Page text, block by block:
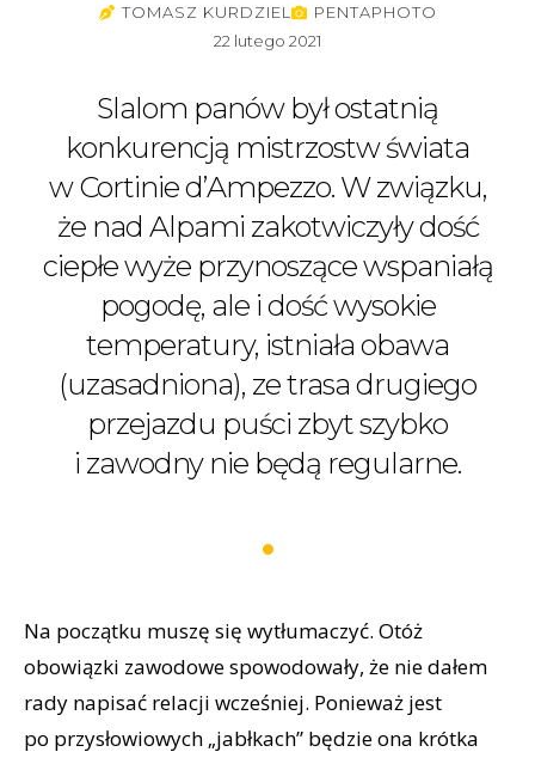
TOMASZ KURDZIEL
PENTAPHOTO
22 lutego 2021
Slalom panów był ostatnią
konkurencją mistrzostw świata
w Cortinie d’Ampezzo. W związku,
że nad Alpami zakotwiczyły dość
ciepłe wyże przynoszące wspaniałą
pogodę, ale i dość wysokie
temperatury, istniała obawa
(uzasadniona), ze trasa drugiego
przejazdu puści zbyt szybko
i zawodny nie będą regularne.
Na początku muszę się wytłumaczyć. Otóż
obowiązki zawodowe spowodowały, że nie dałem
rady napisać relacji wcześniej. Ponieważ jest
po przysłowiowych „jabłkach” będzie ona krótka